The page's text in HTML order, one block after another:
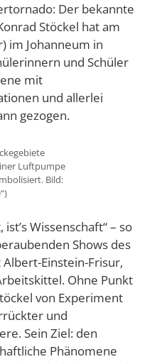
Der bekannte
Stöckel hat am
im Johanneum in
und Schüler
mit
und allerlei
gezogen.
Luftpumpe
Bild:
Wissenschaft“ – so
Shows des
Einstein-Frisur,
Ohne Punkt
von Experiment
und
Sein Ziel: den
Phänomene